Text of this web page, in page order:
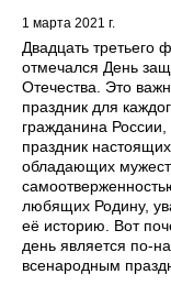
1 марта 2021 г.
Двадцать третьего
отмечался День
Отечества. Это
праздник для
гражданина России,
праздник
обладающих
любящих Родину,
её историю. Вот
день является по-
всенародным